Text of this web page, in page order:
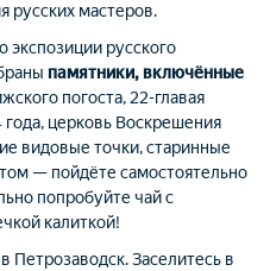
русских мастеров.
экспозиции русского
памятники, включённые
погоста, 22-главая
церковь Воскрешения
видовые точки, старинные
— пойдёте самостоятельно
попробуйте чай с
калиткой!
Петрозаводск. Заселитесь в